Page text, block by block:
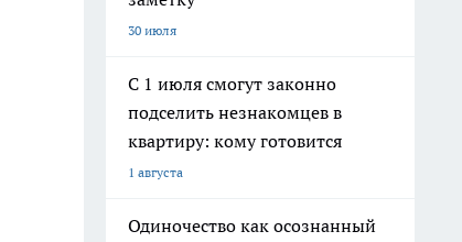
30 июля
С 1 июля смогут законно
подселить незнакомцев в
квартиру: кому готовится
1 августа
Одиночество как осознанный